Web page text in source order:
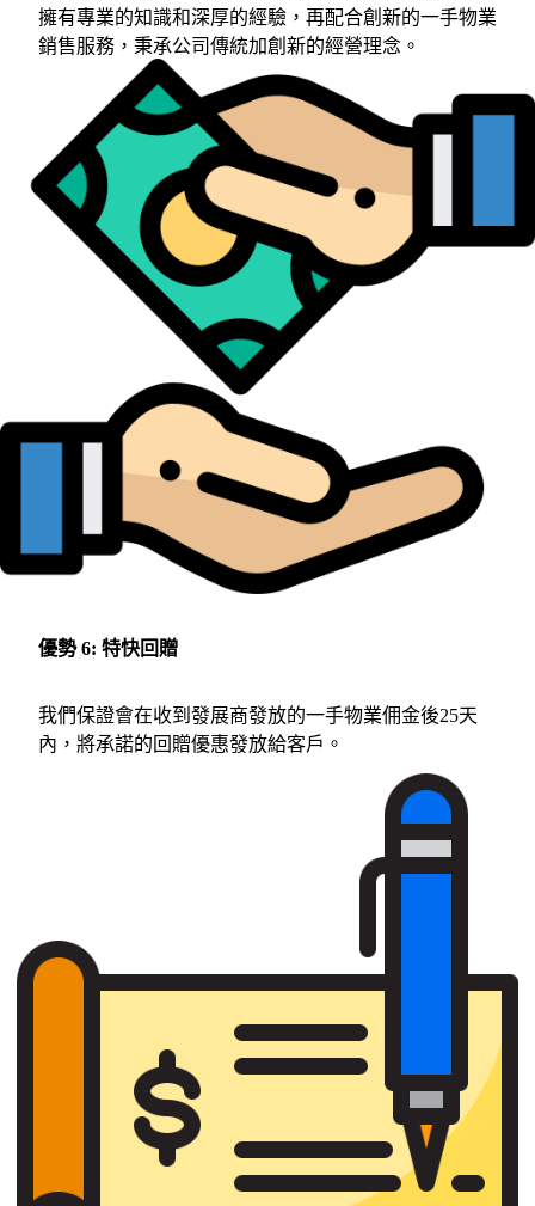
擁有專業的知識和深厚的經驗，再配合創新的一手物業
銷售服務，秉承公司傳統加創新的經營理念。
優勢 6: 特快回贈
我們保證會在收到發展商發放的一手物業佣金後25天
內，將承諾的回贈優惠發放給客戶。